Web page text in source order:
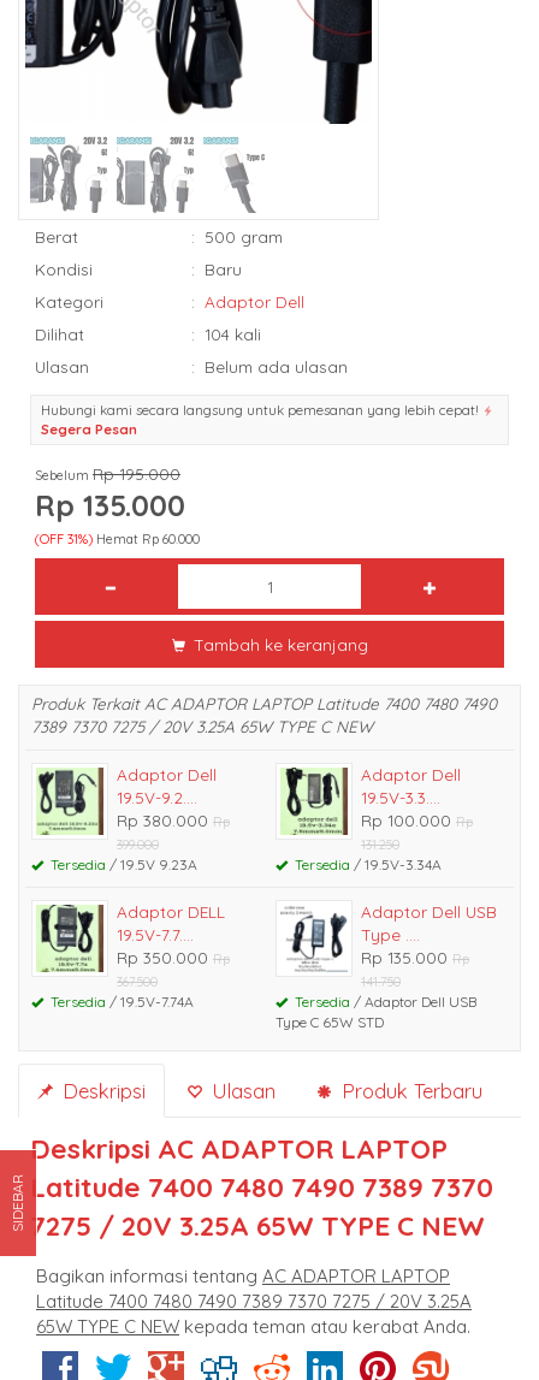
Berat : 500 gram
Kondisi
: Baru
Kategori
: Adaptor Dell
Dilihat
: 104 kali
Ulasan
: Belum ada ulasan
Hubungi kami secara langsung untuk pemesanan yang lebih cepat!
Segera Pesan
Sebelum Rp 195.000
Rp 135.000
(OFF 31%) Hemat Rp 60.000
Tambah ke keranjang
Produk Terkait AC ADAPTOR LAPTOP Latitude 7400 7480 7490
7389 7370 7275 / 20V 3.25A 65W TYPE C NEW
Adaptor Dell
19.5V-9.2....
Rp 380.000 Rp
399.000
Tersedia / 19.5V 9.23A
Adaptor Dell
19.5V-3.3....
Rp 100.000 Rp
131.250
Tersedia / 19.5V-3.34A
Adaptor DELL
19.5V-7.7....
Rp 350.000 Rp
367.500
Tersedia / 19.5V-7.74A
Adaptor Dell USB
Type ....
Rp 135.000 Rp
141.750
Tersedia / Adaptor Dell USB
Type C 65W STD
Deskripsi Ulasan Produk Terbaru
Deskripsi AC ADAPTOR LAPTOP
Latitude 7400 7480 7490 7389 7370
7275 / 20V 3.25A 65W TYPE C NEW
Bagikan informasi tentang AC ADAPTOR LAPTOP
Latitude 7400 7480 7490 7389 7370 7275 / 20V 3.25A
65W TYPE C NEW kepada teman atau kerabat Anda.
SIDEBAR